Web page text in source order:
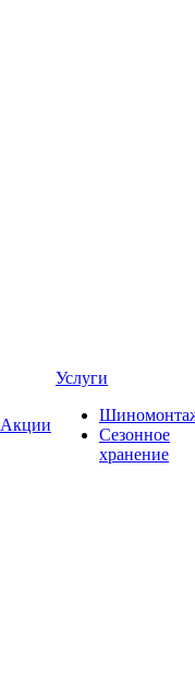
Акции
Услуги
Сезонное
хранение